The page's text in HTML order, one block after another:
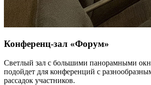
Конференц-зал «Форум»
Светлый зал с большими панорамными
подойдет для конференций с
рассадок участников.